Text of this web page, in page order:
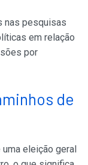
nas pesquisas
em relação
por
de
eleição geral